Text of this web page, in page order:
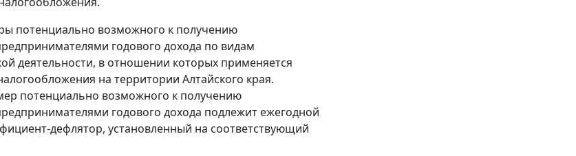
потенциально возможного к получению
годового дохода по видам
деятельности, в отношении которых применяется
на территории Алтайского края.
потенциально возможного к получению
годового дохода подлежит ежегодной
дефлятор, установленный на соответствующий